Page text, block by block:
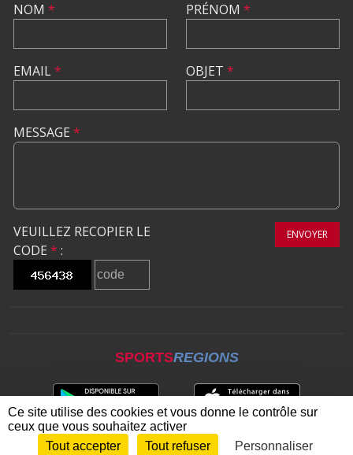
NOM *
EMAIL*
PRÉNOM *
OBJET *
MESSAGE *
VEUILLEZ RECOPIER LE
CODE * :
ENVOYER
SPORTSREGIONS
Envie de participer ? CONNEXION
Ce site utilise des cookies et vous donne le contrôle sur
ceux que vous souhaitez activer
Tout accepter
Tout refuser Personnaliser